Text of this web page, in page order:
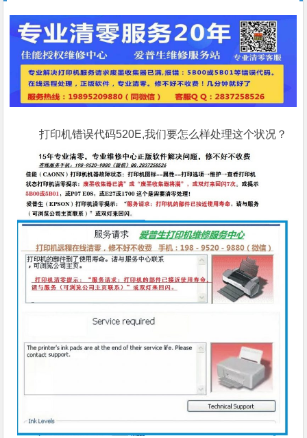
打印机错误代码520E,我们要怎么样处理这个状况？